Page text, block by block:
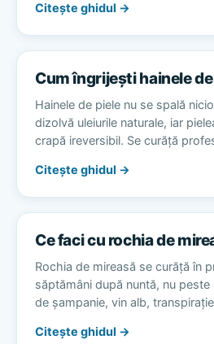
Citește ghidul →
Cum îngrijești hainele
Hainele de piele nu se spală
dizolvă uleiurile naturale, iar
crapă ireversibil. Se curăță
Citește ghidul →
Ce faci cu rochia de
Rochia de mireasă se curăță în
săptămâni după nuntă, nu
de șampanie, vin alb,
Citește ghidul →